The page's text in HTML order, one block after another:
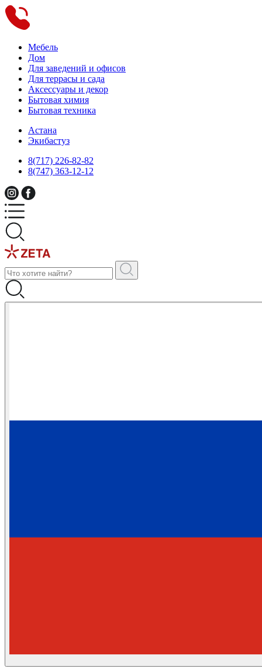
Мебель
Дом
Для заведений и офисов
Для террасы и сада
Аксессуары и декор
Бытовая химия
Бытовая техника
Астана
Экибастуз
8(717) 226-82-82
8(747) 363-12-12